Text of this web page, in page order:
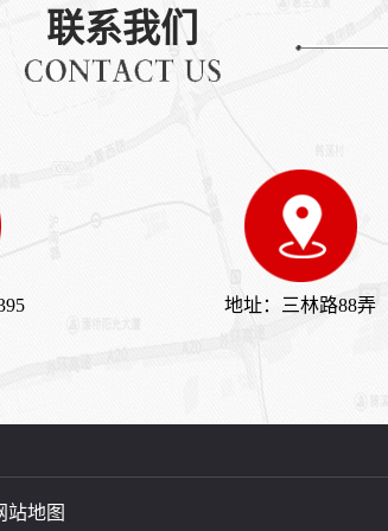
联系我们
地址：三林路88弄
站地图